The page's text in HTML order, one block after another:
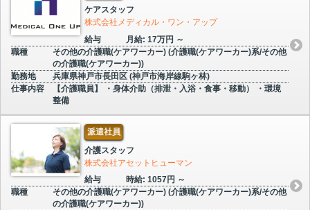
ケアスタッフ
株式会社メディカル・ワン・アップ
給与
月給: 17万円 ～
職種
その他の介護職(ケアワーカー) (介護職(ケアワーカー)系/その他
の介護職(ケアワーカー))
勤務地
兵庫県神戸市長田区 (神戸市海岸線駒ヶ林)
仕事内容
【介護職員】 ・身体介助（排泄・入浴・食事・移動） ・環境
整備
派遣社員
介護スタッフ
株式会社アセットヒューマン
給与
時給: 1057円 ～
職種
その他の介護職(ケアワーカー) (介護職(ケアワーカー)系/その他
の介護職(ケアワーカー))